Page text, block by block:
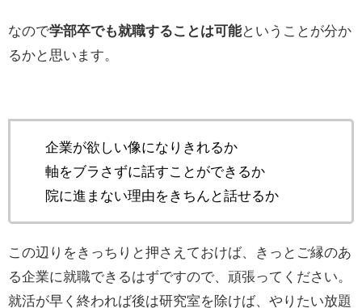
なので学部卒でも就職することは可能ということが分か
るかと思います。
企業が欲しい像になりきれるか
軸をブラさずに話すことができるか
院に進まない理由をきちんと話せるか
この辺りをきっちりと押さえておけば、きっとご縁のあ
る企業に就職できるはずですので、頑張ってください。
就活が早く終われば後は研究室を除けば、やりたい放題